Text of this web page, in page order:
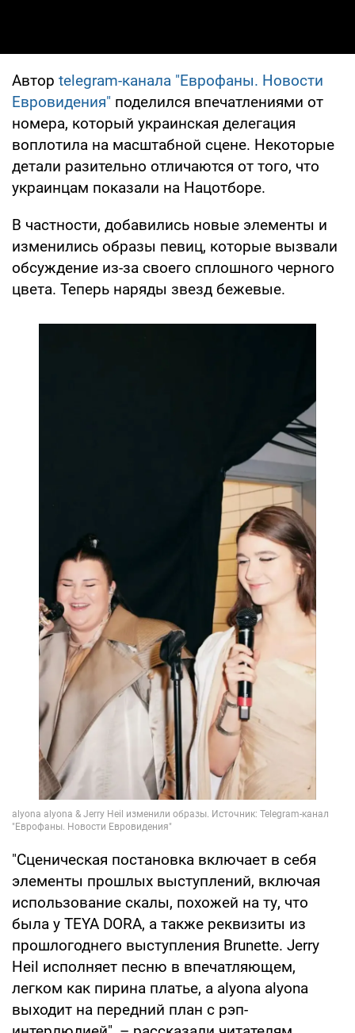
Автор telegram-канала "Еврофаны. Новости
Евровидения" поделился впечатлениями от
номера, который украинская делегация
воплотила на масштабной сцене. Некоторые
детали разительно отличаются от того, что
украинцам показали на Нацотборе.
В частности, добавились новые элементы и
изменились образы певиц, которые вызвали
обсуждение из-за своего сплошного черного
цвета. Теперь наряды звезд бежевые.
"Сценическая постановка включает в себя
элементы прошлых выступлений, включая
использование скалы, похожей на ту, что
была у TEYA DORA, а также реквизиты из
прошлогоднего выступления Brunette. Jerry
Heil исполняет песню в впечатляющем,
легком как пирина платье, а alyona alyona
выходит на передний план с рэп-